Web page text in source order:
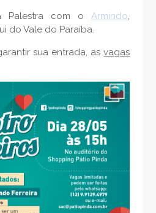
Palestra com oArmindo,
do Vale do Paraíba.
sua entrada, asvagas